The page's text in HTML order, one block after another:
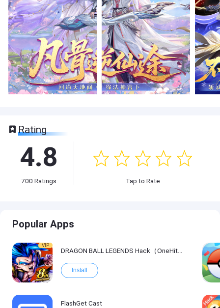
Rating
4.8
700 Ratings Tap to Rate
Popular Apps
VIP
DRAGON BALL LEGENDS Hack（OneHitKill）
Install
FlashGet Cast